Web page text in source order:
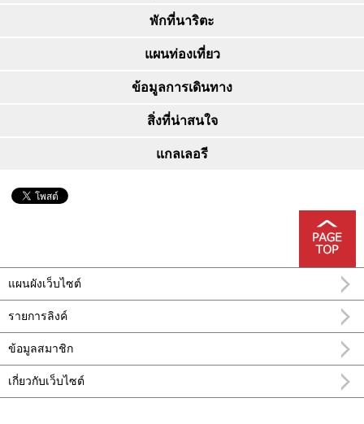
พักที่นาริตะ
แผนท่องเที่ยว
ข้อมูลการเดินทาง
สิ่งที่น่าสนใจ
แกลเลอรี
แผนผังเว็บไซต์
รายการลิงค์
ข้อมูลสมาชิก
เกี่ยวกับเว็บไซต์